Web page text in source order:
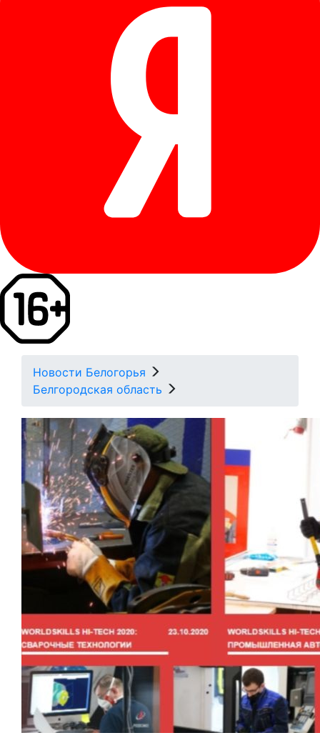
Новости Белогорья
Белгородская область